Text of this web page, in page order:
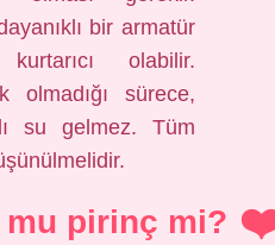
bir armatür
olabilir.
olmadığı sürece,
su gelmez. Tüm
pirinç mi?